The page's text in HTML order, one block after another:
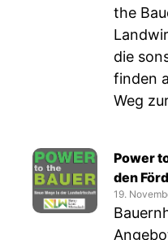
the
die
finden
Weg
Power
den
19.